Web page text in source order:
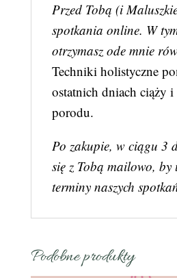
Przed Tobą (i
spotkania online. W
otrzymasz ode mnie
Techniki holistyczne
ostatnich dniach ciąży i
porodu.
Po zakupie, w ciągu 3
się z Tobą mailowo, by
terminy naszych
Podobne produkty